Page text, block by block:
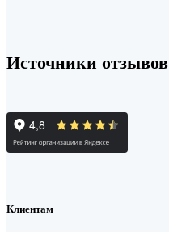
Источники отзывов
Клиентам